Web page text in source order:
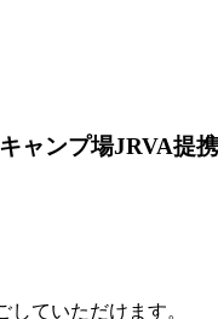
ャンプ場JRVA提
ていただけます。